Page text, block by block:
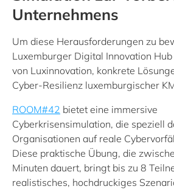
Unternehmens
Um diese Herausforderungen zu
Luxemburger Digital Innovation
von Luxinnovation, konkrete
Cyber-Resilienz luxemburgischer
ROOM#42 bietet eine immersive
Cyberkrisensimulation, die speziell
Organisationen auf reale
Diese praktische Übung, die
Minuten dauert, bringt bis zu 8
realistisches, hochdruckiges